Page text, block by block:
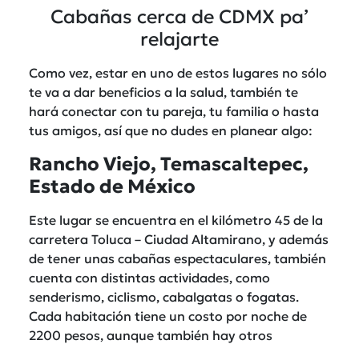
Cabañas cerca de CDMX pa’
relajarte
Como vez, estar en uno de estos lugares no sólo
te va a dar beneficios a la salud, también te
hará conectar con tu pareja, tu familia o hasta
tus amigos, así que no dudes en planear algo:
Rancho Viejo, Temascaltepec,
Estado de México
Este lugar se encuentra en el kilómetro 45 de la
carretera Toluca – Ciudad Altamirano, y además
de tener unas cabañas espectaculares, también
cuenta con distintas actividades, como
senderismo, ciclismo, cabalgatas o fogatas.
Cada habitación tiene un costo por noche de
2200 pesos, aunque también hay otros